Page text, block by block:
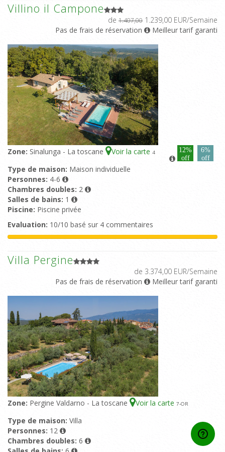
Villino il Campone
de 1.407,00 1.239,00 EUR/Semaine
Pas de frais de réservation
Meilleur tarif garanti
Zone: Sinalunga - La toscane Voir la carte 4
12%
off
6%
off
Type de maison: Maison individuelle
Personnes: 4-6
Chambres doubles: 2
Salles de bains: 1
Piscine: Piscine privée
Evaluation: 10/10 basé sur 4 commentaires
Villa Pergine
de 3.374,00 EUR/Semaine
Pas de frais de réservation
Meilleur tarif garanti
Zone: Pergine Valdarno - La toscane Voir la carte 7-OR
Type de maison: Villa
Personnes: 12
Chambres doubles: 6